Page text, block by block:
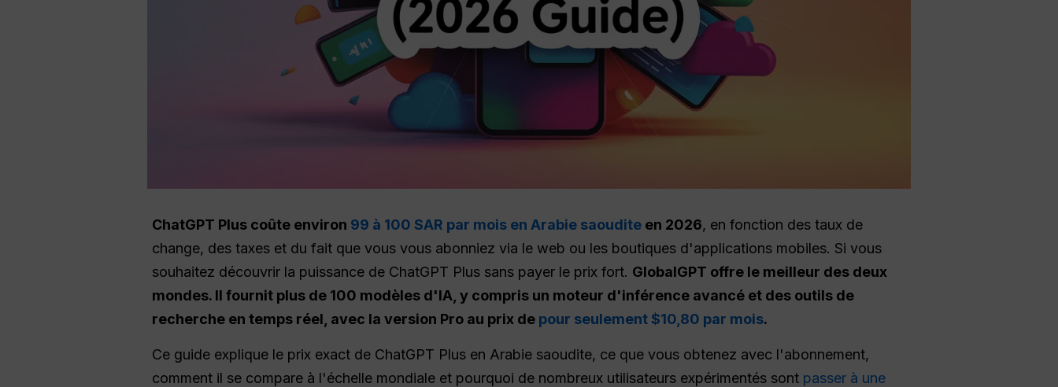
ChatGPT Plus coûte environ 99 à 100 SAR par mois en Arabie saoudite en 2026, en fonction des taux de
change, des taxes et du fait que vous vous abonniez via le web ou les boutiques d'applications mobiles. Si vous
souhaitez découvrir la puissance de ChatGPT Plus sans payer le prix fort. GlobalGPT offre le meilleur des deux
mondes. Il fournit plus de 100 modèles d'IA, y compris un moteur d'inférence avancé et des outils de
recherche en temps réel, avec la version Pro au prix de pour seulement $10,80 par mois.
Ce guide explique le prix exact de ChatGPT Plus en Arabie saoudite, ce que vous obtenez avec l'abonnement,
comment il se compare à l'échelle mondiale et pourquoi de nombreux utilisateurs expérimentés sont passer à une